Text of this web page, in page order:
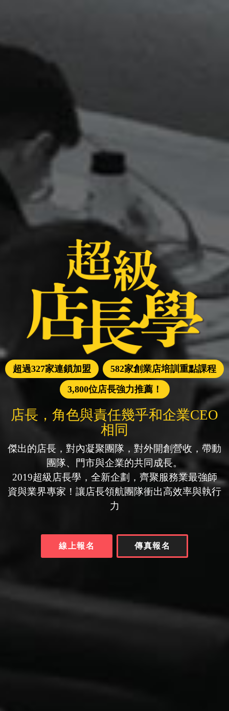
超過327家連鎖加盟
582家創業店培訓重點課程
3,800位店長強力推薦！
店長，角色與責任幾乎和企業CEO
相同
傑出的店長，對內凝聚團隊，對外開創營收，帶動
團隊、門市與企業的共同成長。
2019超級店長學，全新企劃，齊聚服務業最強師
資與業界專家！讓店長領航團隊衝出高效率與執行
力
線上報名 傳真報名